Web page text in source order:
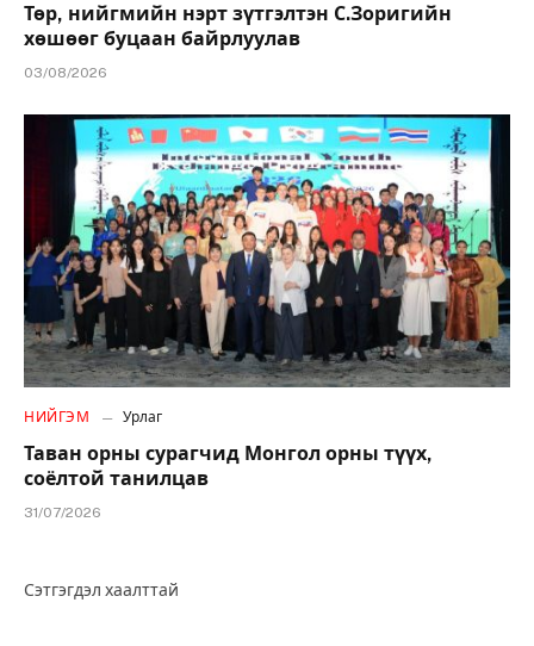
Төр, нийгмийн нэрт зүтгэлтэн С.Зоригийн
хөшөөг буцаан байрлуулав
03/08/2026
НИЙГЭМ Урлаг
Таван орны сурагчид Монгол орны түүх,
соёлтой танилцав
31/07/2026
Сэтгэгдэл хаалттай